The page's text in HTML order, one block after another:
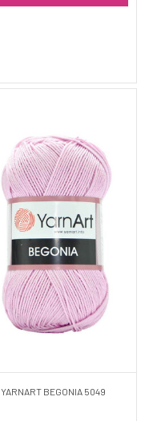
YARNART BEGONIA 5049